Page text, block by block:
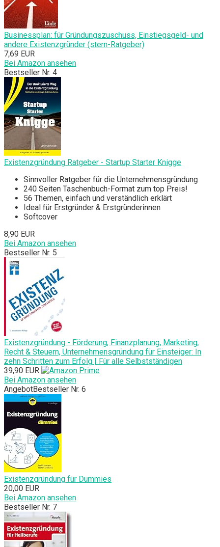
Businessplan: für Gründungszuschuss, Einstiegsgeld- und
andere Existenzgründer (stern-Ratgeber)
7,69 EUR
Bei Amazon ansehen
Bestseller Nr. 4
Existenzgründung Ratgeber - Startup Starter Knigge
Sinnvoller Ratgeber für die Unternehmensgründung
240 Seiten Taschenbuch-Format zum top Preis!
56 Themen, einfach und verständlich erklärt
Ideal für Erstgründer & Erstgründerinnen
Softcover
8,90 EUR
Bei Amazon ansehen
Bestseller Nr. 5
Existenzgründung - Förderung, Finanzplanung, Marketing,
Recht & Steuern, Unternehmensgründung für Einsteiger: In
zehn Schritten zum Erfolg | Für alle Selbstständigen
39,90 EUR
Bei Amazon ansehen
AngebotBestseller Nr. 6
Existenzgründung für Dummies
20,00 EUR
Bei Amazon ansehen
Bestseller Nr. 7